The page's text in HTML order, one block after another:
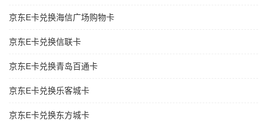
京东E卡兑换海信广场购物卡
京东E卡兑换信联卡
京东E卡兑换青岛百通卡
京东E卡兑换乐客城卡
京东E卡兑换东方城卡